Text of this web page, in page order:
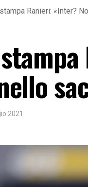
Ranieri: «Inter?
2021